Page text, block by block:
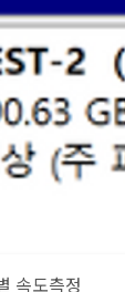
속도측정